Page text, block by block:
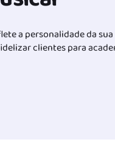
a personalidade da sua
clientes para